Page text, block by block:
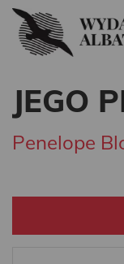
JEGO
Penelope